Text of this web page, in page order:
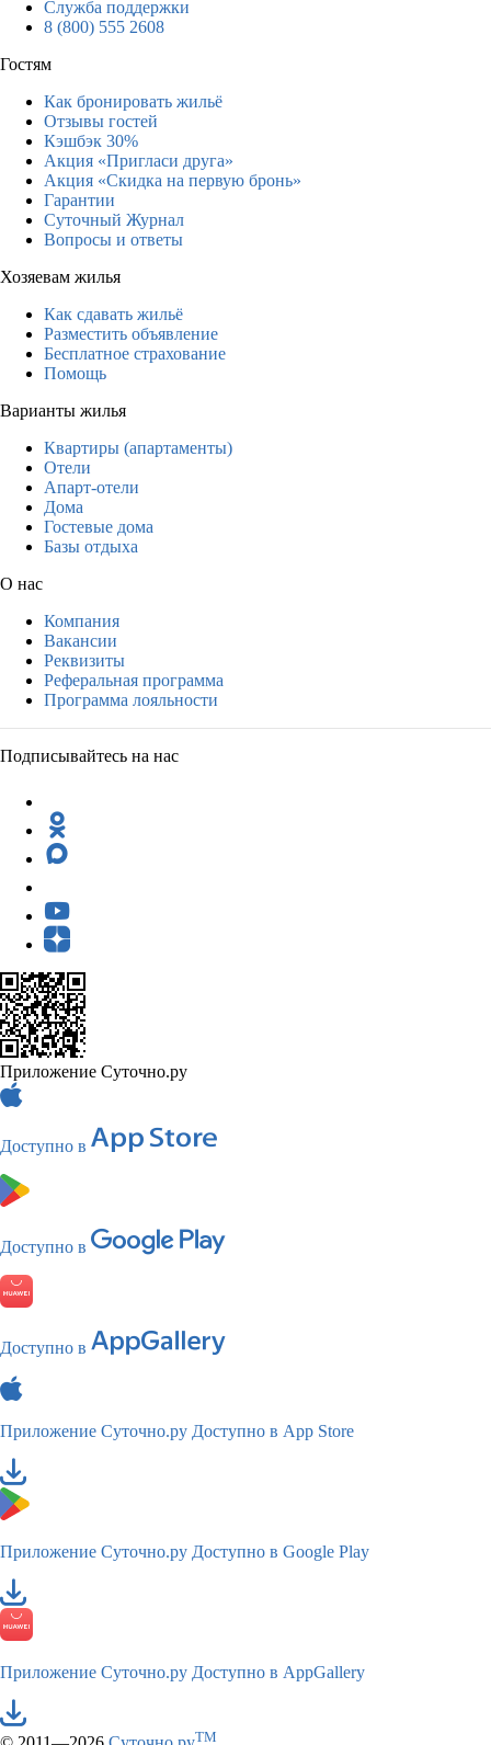
Служба поддержки
8 (800) 555 2608
Гостям
Как бронировать жильё
Отзывы гостей
Кэшбэк 30%
Акция «Пригласи друга»
Акция «Скидка на первую бронь»
Гарантии
Суточный Журнал
Вопросы и ответы
Хозяевам жилья
Как сдавать жильё
Разместить объявление
Бесплатное страхование
Помощь
Варианты жилья
Квартиры (апартаменты)
Отели
Апарт-отели
Дома
Гостевые дома
Базы отдыха
О нас
Компания
Вакансии
Реквизиты
Реферальная программа
Программа лояльности
Подписывайтесь на нас
Приложение Суточно.ру
Доступно в
Доступно в
Доступно в
Приложение Суточно.ру Доступно в App Store
Приложение Суточно.ру Доступно в Google Play
Приложение Суточно.ру Доступно в AppGallery
TM